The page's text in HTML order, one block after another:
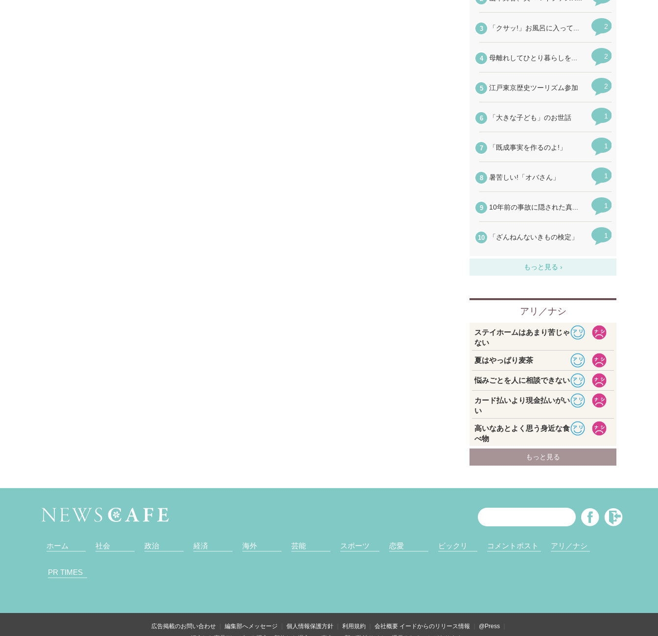
ホーム 社会 政治 経済 海外 芸能 スポーツ 恋愛 ビックリ コメントポスト アリ／ナシ
PR TIMES
広告掲載のお問い合わせ 編集部へメッセージ 個人情報保護方針 利用規約 会社概要 イードからのリリース情報
@Press